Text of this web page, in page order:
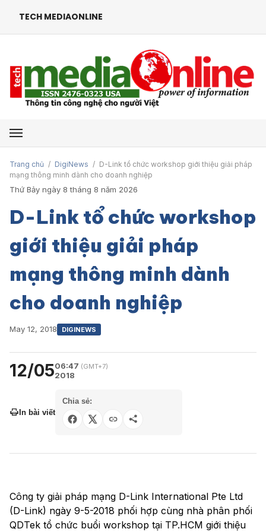
TECH MEDIAONLINE
Mở menu
Trang chủ / DigiNews / D-Link tổ chức workshop giới thiệu giải pháp
mạng thông minh dành cho doanh nghiệp
Thứ Bảy ngày 8 tháng 8 năm 2026
D-Link tổ chức workshop
giới thiệu giải pháp
mạng thông minh dành
cho doanh nghiệp
May 12, 2018 DIGINEWS
12/0506:47 (GMT+7)
2018
In bài viết
Chia sẻ:
Công ty giải pháp mạng D-Link International Pte Ltd
(D-Link) ngày 9-5-2018 phối hợp cùng nhà phân phối
QDTek tổ chức buổi workshop tại TP.HCM giới thiệu